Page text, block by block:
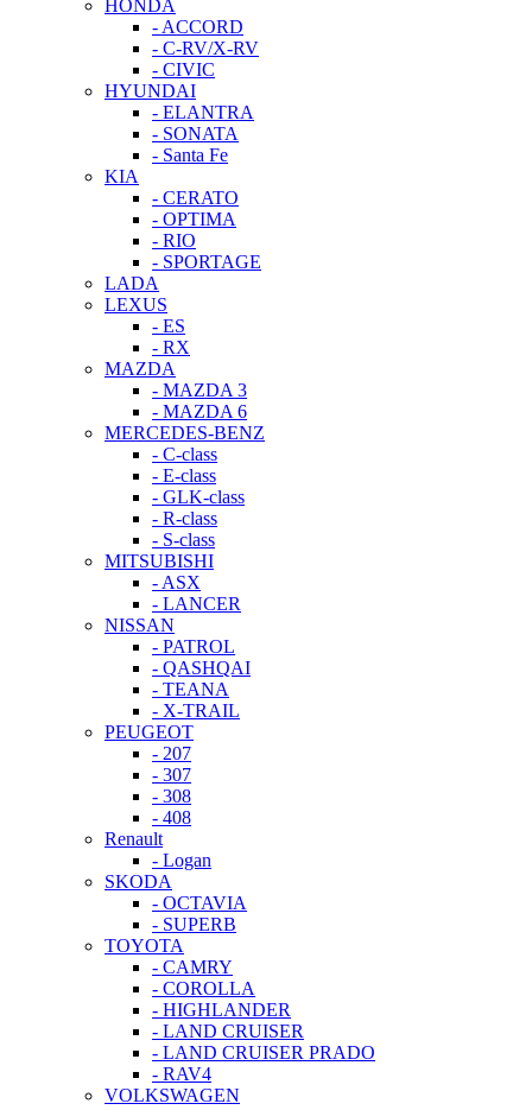
HONDA
- ACCORD
- C-RV/X-RV
- CIVIC
HYUNDAI
- ELANTRA
- SONATA
- Santa Fe
KIA
- CERATO
- OPTIMA
- RIO
- SPORTAGE
LADA
LEXUS
- ES
- RX
MAZDA
- MAZDA 3
- MAZDA 6
MERCEDES-BENZ
- C-class
- E-class
- GLK-class
- R-class
- S-class
MITSUBISHI
- ASX
- LANCER
NISSAN
- PATROL
- QASHQAI
- TEANA
- X-TRAIL
PEUGEOT
- 207
- 307
- 308
- 408
Renault
- Logan
SKODA
- OCTAVIA
- SUPERB
TOYOTA
- CAMRY
- COROLLA
- HIGHLANDER
- LAND CRUISER
- LAND CRUISER PRADO
- RAV4
VOLKSWAGEN